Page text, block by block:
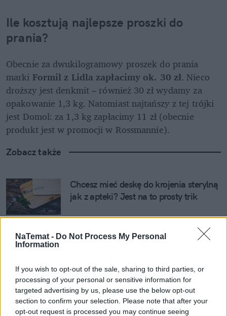
NaTemat - Do Not Process My Personal
Information
If you wish to opt-out of the sale, sharing to third parties, or
processing of your personal or sensitive information for
targeted advertising by us, please use the below opt-out
section to confirm your selection. Please note that after your
opt-out request is processed you may continue seeing
Ile kosztują najlepsze proszki do
prania?
Obecnie za dwukilogramowy proszek do prania
marki Formil z Lidla zapłacimy ok. 30 zł. Nieco
droższy jest denkmit – również 30 zł wydamy za
opakowanie 1,3 kg. Natomiast najtańszy z tej trójki
jest Domol: za 1,3 kg zapłacimy 11 zł (obecnie
produkt jest w promocji w Rossmannie).
Zobacz także
Chcesz mieć deskę do krojenia sterylną
jak z apteki? Jest na to prosty trik
Prosty trik na niższe rachunki za
Różowe środki do sprzątania podbiły
TikToka. Action ma je teraz w promocji